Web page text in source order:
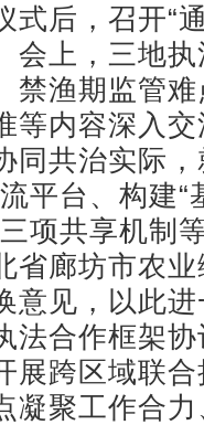
后，召开“通
会上，三地
禁渔期监管
等内容深入
同共治实际
平台、构建
项共享机制
省廊坊市农
意见，以此
法合作框架
展跨区域联
凝聚工作合